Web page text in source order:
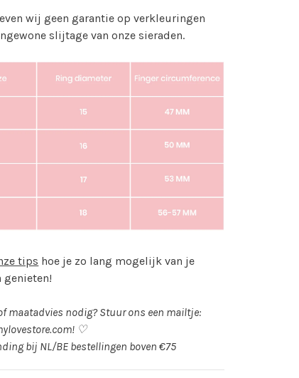
wij geen garantie op verkleuringen
slijtage van onze sieraden.
tips hoe je zo lang mogelijk van je
genieten!
maatadvies nodig? Stuur ons een mailtje:
! ♡
bij NL/BE bestellingen boven €75